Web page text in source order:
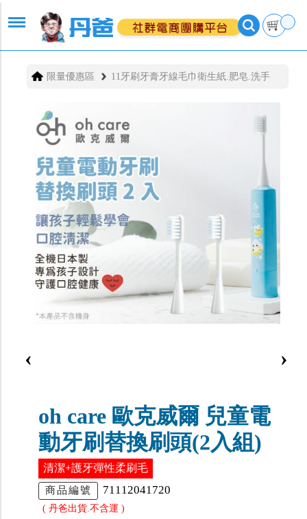
限量優惠區 11牙刷牙膏牙線毛巾衛生紙.肥皂.洗手
‹ ›
oh care 歐克威爾 兒童電
動牙刷替換刷頭(2入組)
清潔+護牙彈性柔刷毛
商品編號 71112041720
( 丹爸出貨.不含運 )